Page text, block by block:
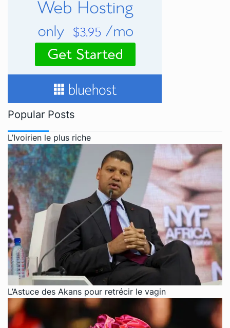
Popular Posts
L’Ivoirien le plus riche
L’Astuce des Akans pour retrécir le vagin